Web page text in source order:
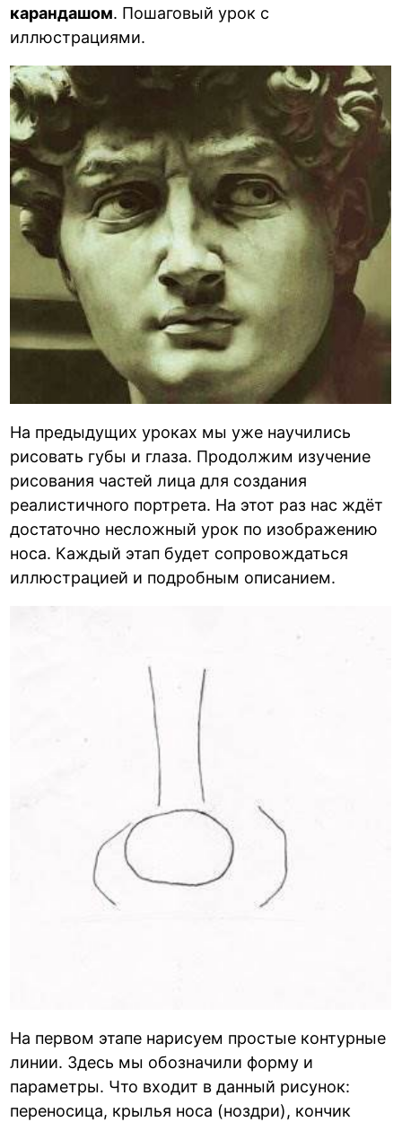
карандашом. Пошаговый урок с
иллюстрациями.
На предыдущих уроках мы уже научились
рисовать губы и глаза. Продолжим изучение
рисования частей лица для создания
реалистичного портрета. На этот раз нас ждёт
достаточно несложный урок по изображению
носа. Каждый этап будет сопровождаться
иллюстрацией и подробным описанием.
На первом этапе нарисуем простые контурные
линии. Здесь мы обозначили форму и
параметры. Что входит в данный рисунок:
переносица, крылья носа (ноздри), кончик